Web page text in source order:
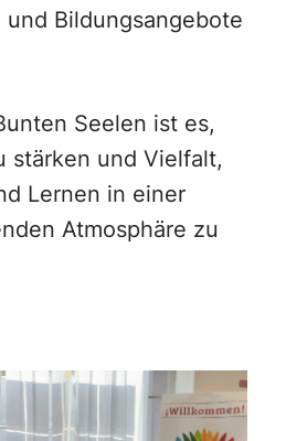
Bildungsangebote
Seelen ist es,
stärken und Vielfalt,
Lernen in einer
Atmosphäre zu